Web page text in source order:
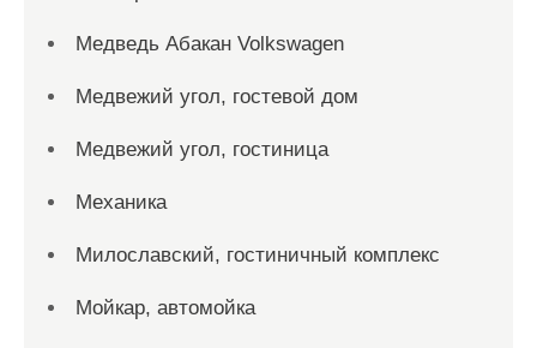
Медведь Абакан Volkswagen
Медвежий угол, гостевой дом
Медвежий угол, гостиница
Механика
Милославский, гостиничный комплекс
Мойкар, автомойка